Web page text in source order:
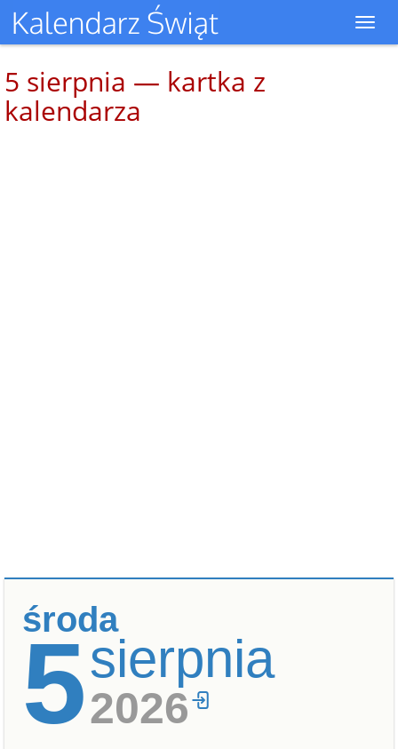
5 sierpnia — kartka z
kalendarza
środa
5sierpnia
2026